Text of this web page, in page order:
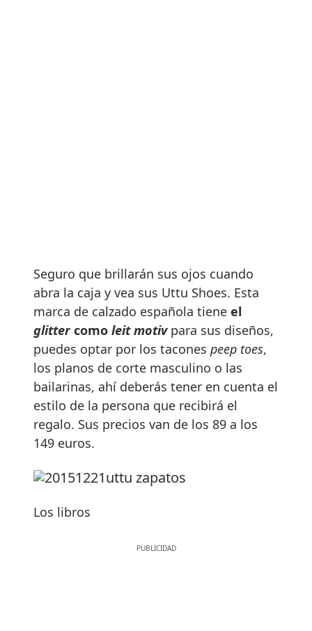
Seguro que brillarán sus ojos cuando
abra la caja y vea sus Uttu Shoes. Esta
marca de calzado española tiene el
glitter como leit motivpara sus diseños,
puedes optar por los tacones peep toes,
los planos de corte masculino o las
bailarinas, ahí deberás tener en cuenta el
estilo de la persona que recibirá el
regalo. Sus precios van de los 89 a los
149 euros.
Los libros